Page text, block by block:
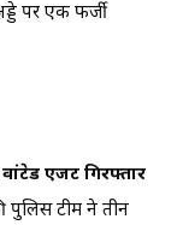
पर एक फर्जी
एजेंट गिरफ्तार
पुलिस टीम ने तीन